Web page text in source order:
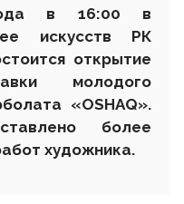
в 16:00 в
искусств РК
открытие
молодого
«OSHAQ».
более
художника.